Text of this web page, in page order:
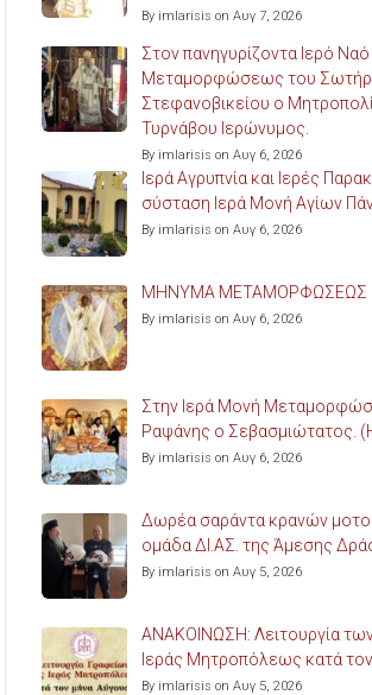
By imlarisis on Αυγ 7, 2026
Στον πανηγυρίζοντα Ιερό Ναό
Μεταμορφώσεως του
Στεφανοβικείου ο
Τυρνάβου Ιερώνυμος.
By imlarisis on Αυγ 6, 2026
Ιερά Αγρυπνία και Ιερές
σύσταση Ιερά Μονή Αγίων
By imlarisis on Αυγ 6, 2026
ΜΗΝΥΜΑ ΜΕΤΑΜΟΡΦΩΣΕΩΣ
By imlarisis on Αυγ 6, 2026
Στην Ιερά Μονή
Ραψάνης ο Σεβασμιώτατος.
By imlarisis on Αυγ 6, 2026
Δωρέα σαράντα κρανών
ομάδα ΔΙ.ΑΣ. της Άμεσης
By imlarisis on Αυγ 5, 2026
ΑΝΑΚΟΙΝΩΣΗ: Λειτουργία
Ιεράς Μητροπόλεως κατά
By imlarisis on Αυγ 5, 2026